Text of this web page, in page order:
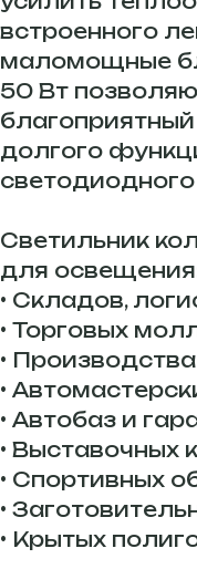
встроенного
маломощные
50 Вт
долгого
Светильник
для
• Складов,
• Торговых
•
•
• Автобаз и
• Выставочных
• Спортивных
•
• Крытых